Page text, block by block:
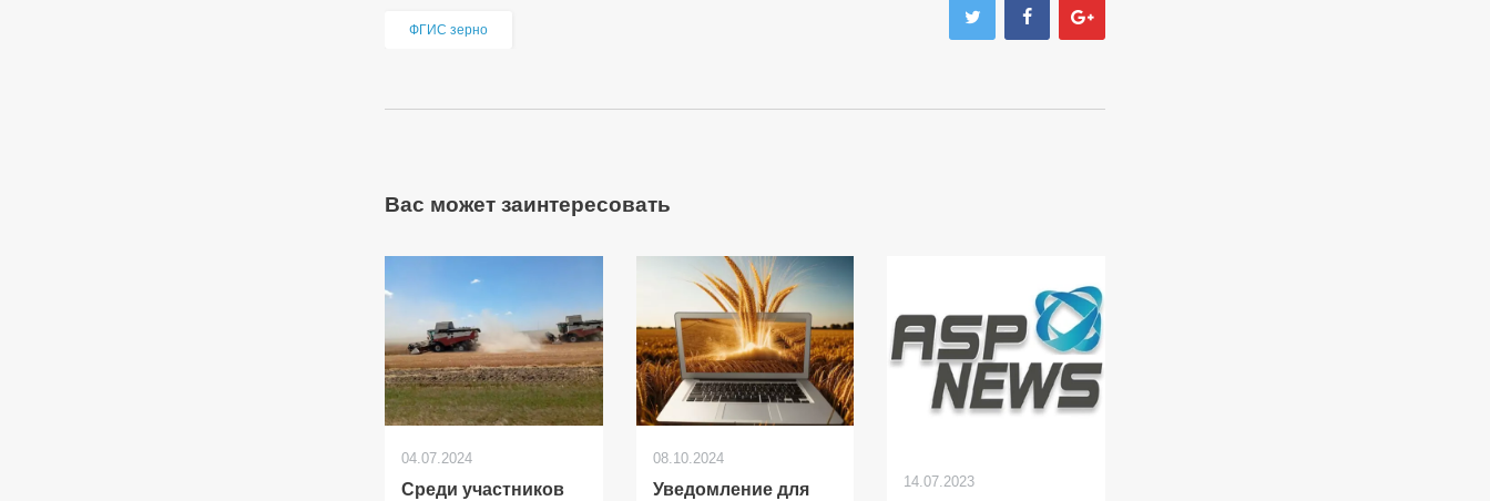
ФГИС зерно
Вас может заинтересовать
04.07.2024
Среди участников
08.10.2024
Уведомление для
14.07.2023